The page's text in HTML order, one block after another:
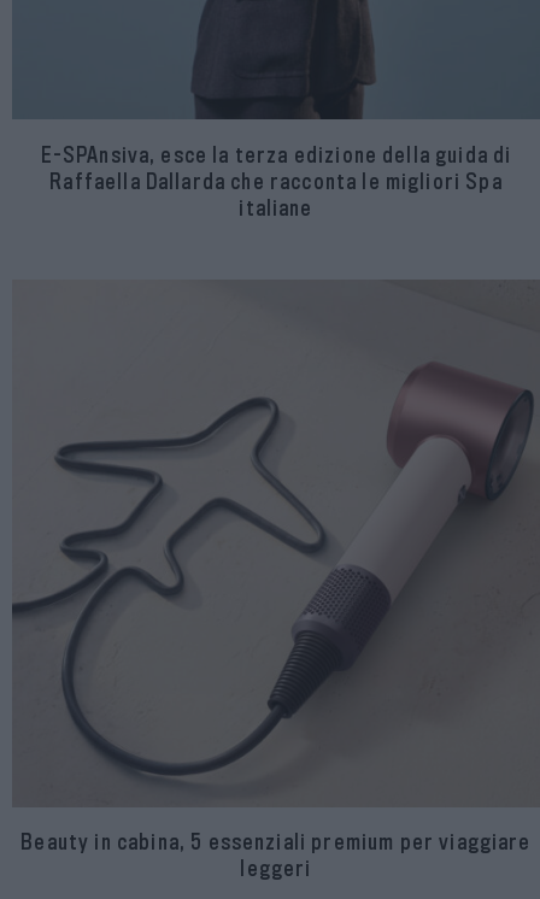
E-SPAnsiva, esce la terza edizione della guida di
Raffaella Dallarda che racconta le migliori Spa
italiane
Beauty in cabina, 5 essenziali premium per viaggiare
leggeri